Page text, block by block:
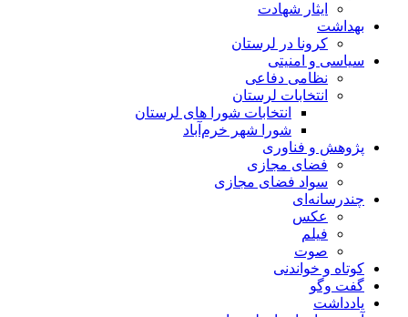
ایثار شهادت
بهداشت
کرونا در لرستان
سیاسی و امنیتی
نظامی دفاعی
انتخابات لرستان
انتخابات شورا های لرستان
شورا شهر خرم‌آباد
پژوهش و فناوری
فضای مجازی
سواد فضای مجازی
چندرسانه‌ای
عكس
فیلم
صوت
کوتاه و خواندنی
گفت وگو
یادداشت